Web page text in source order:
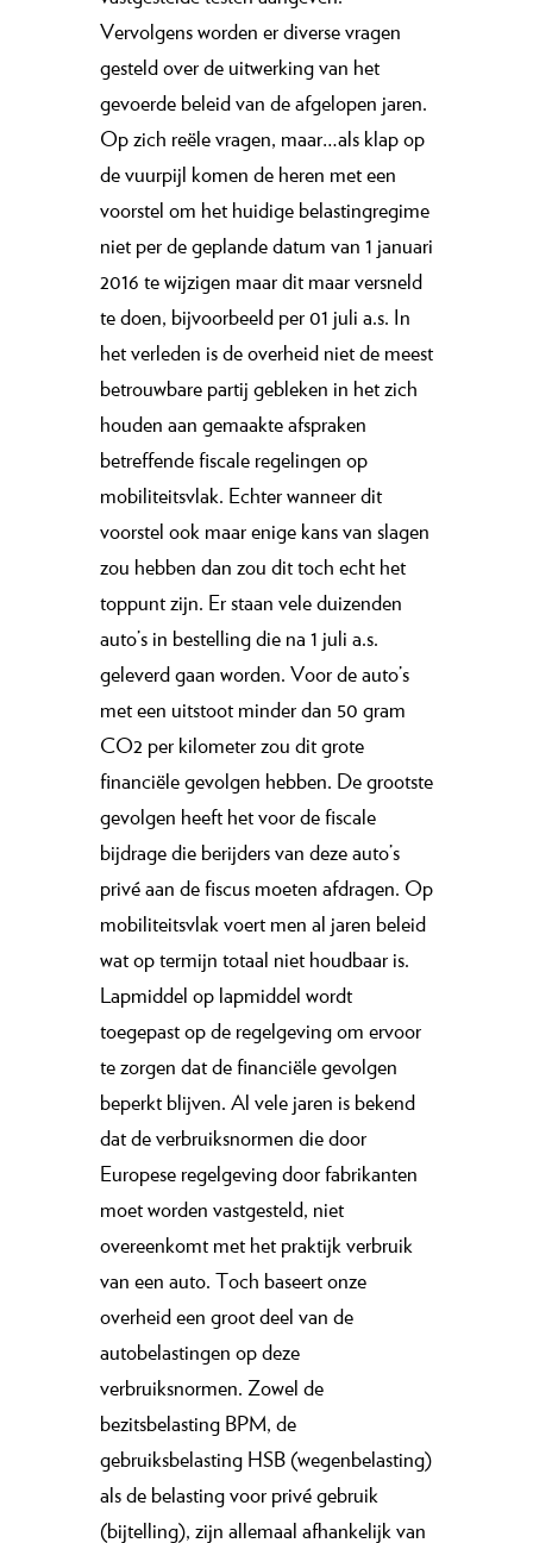
Vervolgens worden er diverse vragen
gesteld over de uitwerking van het
gevoerde beleid van de afgelopen jaren.
Op zich reële vragen, maar…als klap op
de vuurpijl komen de heren met een
voorstel om het huidige belastingregime
niet per de geplande datum van 1 januari
2016 te wijzigen maar dit maar versneld
te doen, bijvoorbeeld per 01 juli a.s. In
het verleden is de overheid niet de meest
betrouwbare partij gebleken in het zich
houden aan gemaakte afspraken
betreffende fiscale regelingen op
mobiliteitsvlak. Echter wanneer dit
voorstel ook maar enige kans van slagen
zou hebben dan zou dit toch echt het
toppunt zijn. Er staan vele duizenden
auto’s in bestelling die na 1 juli a.s.
geleverd gaan worden. Voor de auto’s
met een uitstoot minder dan 50 gram
CO2 per kilometer zou dit grote
financiële gevolgen hebben. De grootste
gevolgen heeft het voor de fiscale
bijdrage die berijders van deze auto’s
privé aan de fiscus moeten afdragen. Op
mobiliteitsvlak voert men al jaren beleid
wat op termijn totaal niet houdbaar is.
Lapmiddel op lapmiddel wordt
toegepast op de regelgeving om ervoor
te zorgen dat de financiële gevolgen
beperkt blijven. Al vele jaren is bekend
dat de verbruiksnormen die door
Europese regelgeving door fabrikanten
moet worden vastgesteld, niet
overeenkomt met het praktijk verbruik
van een auto. Toch baseert onze
overheid een groot deel van de
autobelastingen op deze
verbruiksnormen. Zowel de
bezitsbelasting BPM, de
gebruiksbelasting HSB (wegenbelasting)
als de belasting voor privé gebruik
(bijtelling), zijn allemaal afhankelijk van